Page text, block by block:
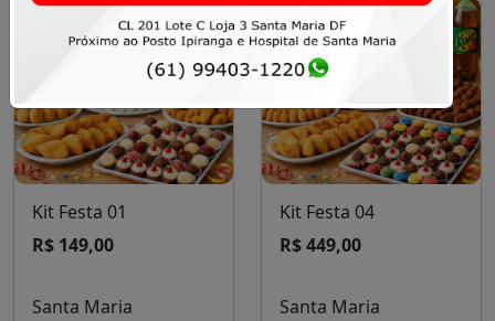
Kit Festa 01
R$ 149,00
Santa Maria
Kit Festa 04
R$ 449,00
Santa Maria